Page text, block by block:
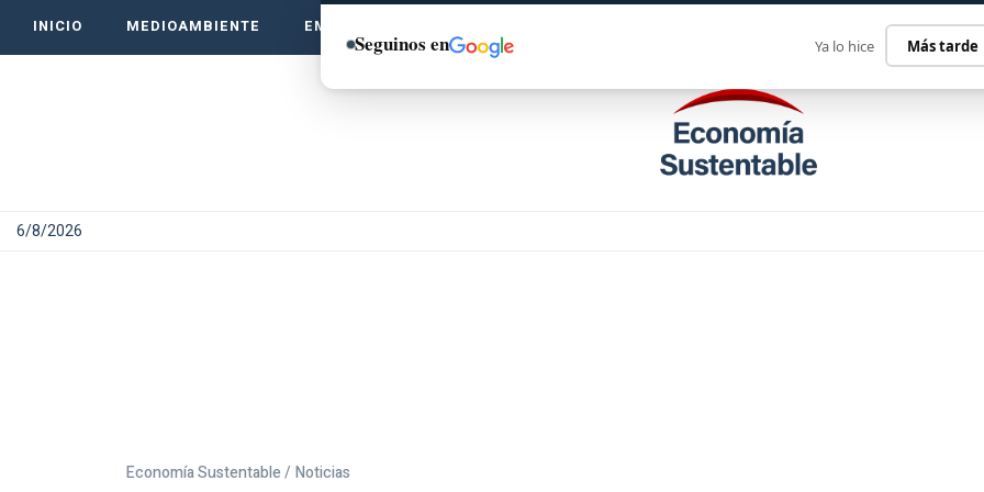
INICIO MEDIOAMBIENTE EMPRENDE VERDE
6/8/2026
Economía Sustentable / Noticias
Seguinos en Ya lo hice Más tarde